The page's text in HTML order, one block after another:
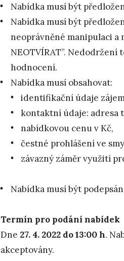
Nabídka musí být
Nabídka musí být
neoprávněné manipulaci a
NEOTVÍRAT”.
hodnocení.
Nabídka musí obsahovat:
identifikační údaje
kontaktní údaje: adresa
nabídkovou cenu v Kč,
čestné prohlášení ve
závazný záměr využití
Nabídka musí být
Termín pro podání nabídek
Dne 27. 4. 2022 do 13:00 h.
akceptovány.